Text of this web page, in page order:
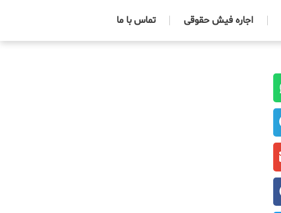
اجاره فیش حقوقی تماس با ما